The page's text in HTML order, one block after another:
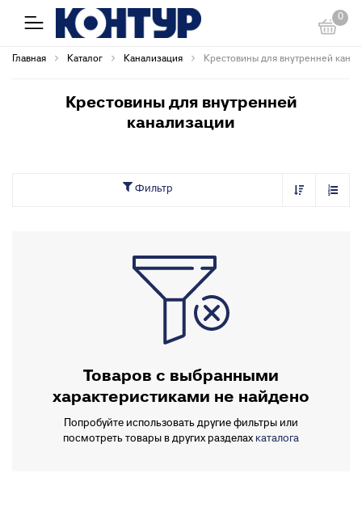
0
Главная Каталог Канализация Крестовины для внутренней
Крестовины для внутренней
канализации
Фильтр
Товаров с выбранными
характеристиками не найдено
Попробуйте использовать другие фильтры или
посмотреть товары в других разделах каталога